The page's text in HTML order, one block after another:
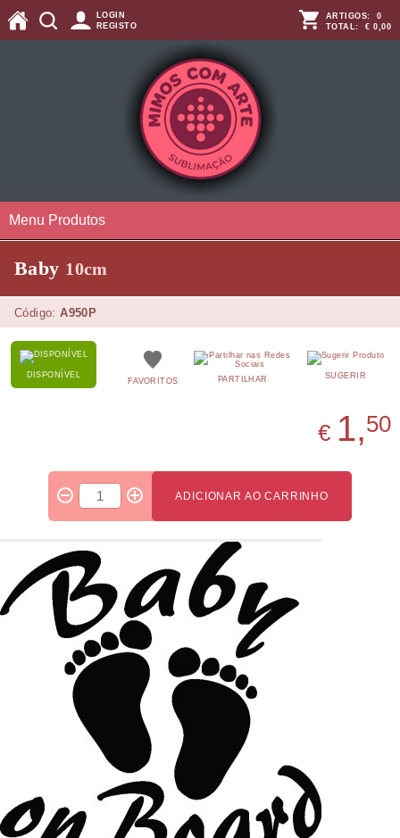
LOGIN
REGISTO
ARTIGOS: 0
TOTAL: € 0,00
Menu Produtos
Baby 10cm
Código:A950P
DISPONÍVEL SUGERIR
PARTILHAR
FAVORITOS
€ 1,50
ADICIONAR AO CARRINHO